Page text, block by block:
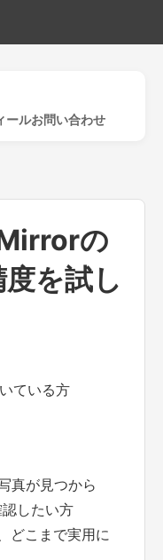
ールお問い合わせ
の
を試し
ている方
真が見つから
したい方
どこまで実用に